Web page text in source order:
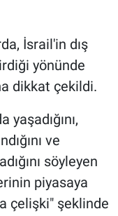
İsrail'in dış
yönünde
dikkat çekildi.
yaşadığını,
ve
söyleyen
piyasaya
çelişki" şeklinde